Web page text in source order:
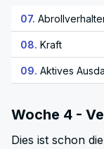
07.
08. Kraft
09. Aktives
Woche 4 -
Dies ist schon